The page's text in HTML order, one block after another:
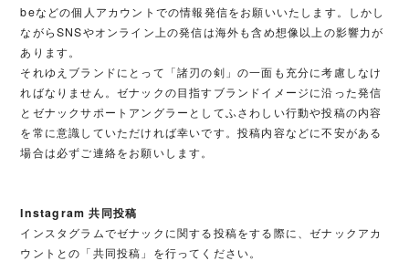
beなどの個人アカウントでの情報発信をお願いいたします。しかし
ながらSNSやオンライン上の発信は海外も含め想像以上の影響力が
あります。
それゆえブランドにとって「諸刃の剣」の一面も充分に考慮しなけ
ればなりません。ゼナックの目指すブランドイメージに沿った発信
とゼナックサポートアングラーとしてふさわしい行動や投稿の内容
を常に意識していただければ幸いです。投稿内容などに不安がある
場合は必ずご連絡をお願いします。
Instagram 共同投稿
インスタグラムでゼナックに関する投稿をする際に、ゼナックアカ
ウントとの「共同投稿」を行ってください。